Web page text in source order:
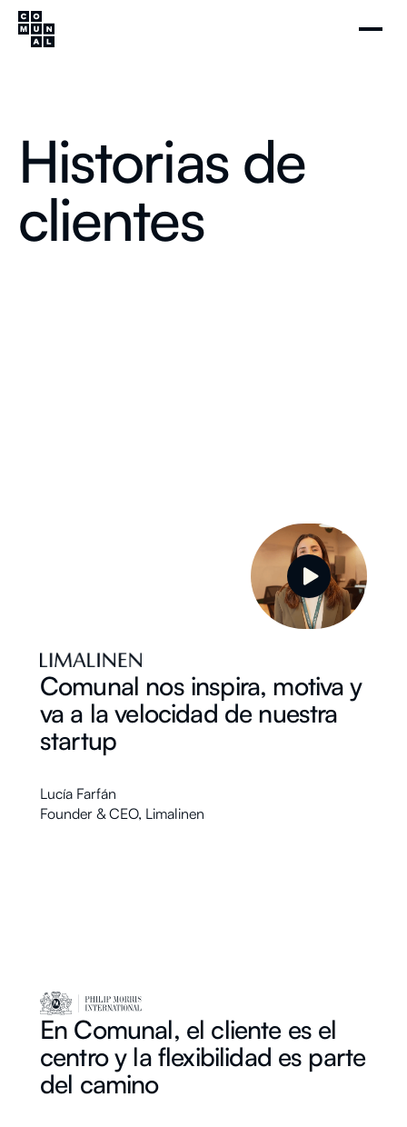
Historias de
clientes
Comunal nos inspira, motiva y
va a la velocidad de nuestra
startup
Lucía Farfán
Founder & CEO, Limalinen
En Comunal, el cliente es el
centro y la flexibilidad es parte
del camino